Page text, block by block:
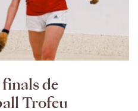
de
Trofeu